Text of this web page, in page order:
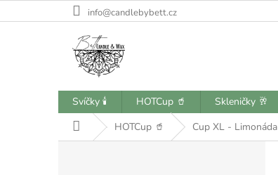
na
info@candlebybett.cz
Svíčky 🕯️ HOTCup 🥤 Skleničky 🥂
Domů HOTCup 🥤 Cup XL - Limonáda